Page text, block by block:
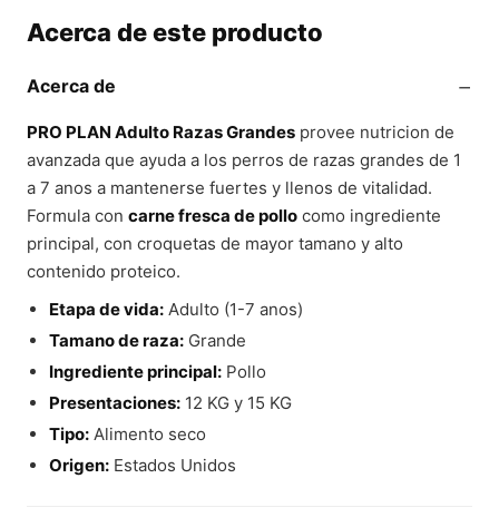
Acerca de este producto
Acerca de −
PRO PLAN Adulto Razas Grandes provee nutricion de
avanzada que ayuda a los perros de razas grandes de 1
a 7 anos a mantenerse fuertes y llenos de vitalidad.
Formula con carne fresca de pollo como ingrediente
principal, con croquetas de mayor tamano y alto
contenido proteico.
Etapa de vida:Adulto (1-7 anos)
Tamano de raza:Grande
Ingrediente principal:Pollo
Presentaciones:12 KG y 15 KG
Tipo:Alimento seco
Origen:Estados Unidos